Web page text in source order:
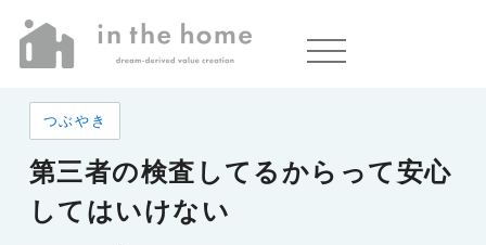
ホーム» 第三者の検査してるからって安心してはいけない
つぶやき
第三者の検査してるからって安心
してはいけない